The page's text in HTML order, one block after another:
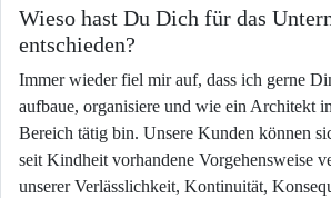
Wieso hast Du Dich für das
entschieden?
Immer wieder fiel mir auf, dass ich gerne
aufbaue, organisiere und wie ein Architekt
Bereich tätig bin. Unsere Kunden können
seit Kindheit vorhandene Vorgehensweise
unserer Verlässlichkeit, Kontinuität,